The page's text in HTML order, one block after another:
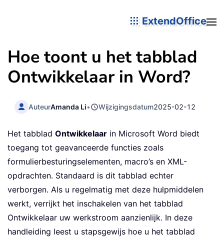
ExtendOffice
Hoe toont u het tabblad
Ontwikkelaar in Word?
AuteurAmanda Li• Wijzigingsdatum2025-02-12
Het tabblad Ontwikkelaar in Microsoft Word biedt
toegang tot geavanceerde functies zoals
formulierbesturingselementen, macro’s en XML-
opdrachten. Standaard is dit tabblad echter
verborgen. Als u regelmatig met deze hulpmiddelen
werkt, verrijkt het inschakelen van het tabblad
Ontwikkelaar uw werkstroom aanzienlijk. In deze
handleiding leest u stapsgewijs hoe u het tabblad